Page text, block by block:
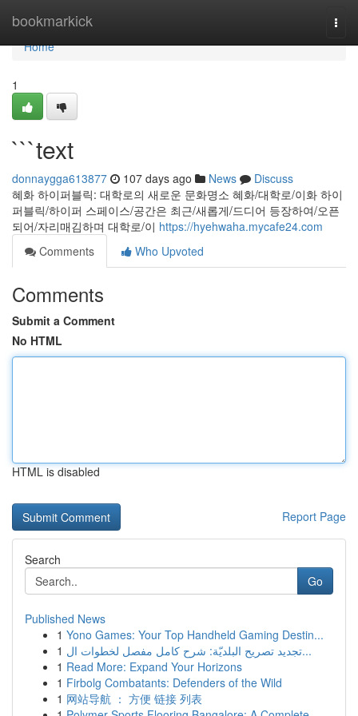
bookmarkick
Home
Home
1
```text
donnaygga613877 107 days ago News
Discuss
혜화 하이퍼블릭: 대학로의 새로운 문화명소 혜화/대학로/이화 하이
퍼블릭/하이퍼 스페이스/공간은 최근/새롭게/드디어 등장하여/오픈
되어/자리매김하며 대학로/이 https://hyehwaha.mycafe24.com
Comments
Who Upvoted
Comments
Submit a Comment
No HTML
HTML is disabled
Report Page
Search
Go
Published News
1 Yono Games: Your Top Handheld Gaming Destin...
1
تجديد تصريح البلديّة: شرح كامل مفصل لخطوات ال...
1 Read More: Expand Your Horizons
1 Firbolg Combatants: Defenders of the Wild
1 网站导航 ： 方便 链接 列表